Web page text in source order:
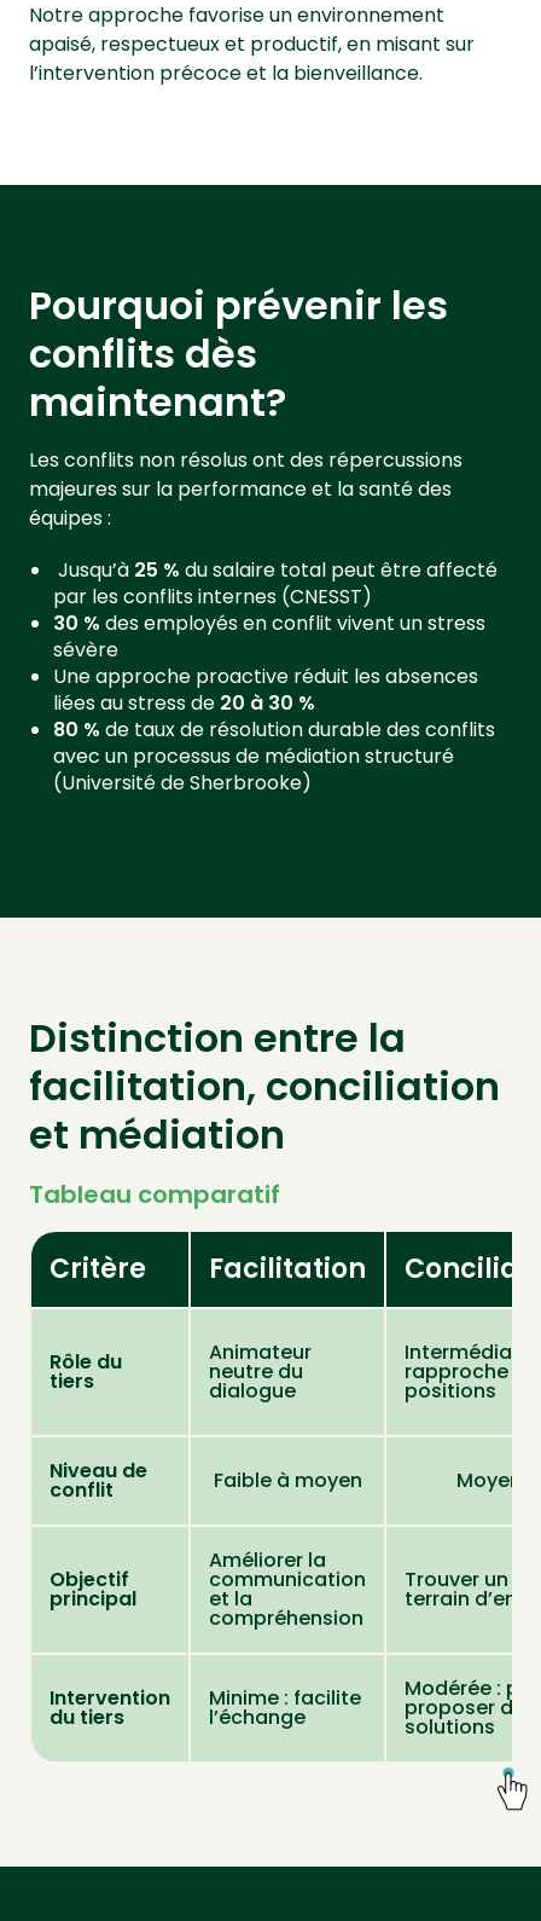
Notre approche favorise un environnement
apaisé, respectueux et productif, en misant sur
l’intervention précoce et la bienveillance.
Pourquoi prévenir les
conflits dès
maintenant?
Les conflits non résolus ont des répercussions
majeures sur la performance et la santé des
équipes :
Jusqu’à 25 % du salaire total peut être affecté
par les conflits internes (CNESST)
30 % des employés en conflit vivent un stress
sévère
Une approche proactive réduit les absences
liées au stress de 20 à 30 %
80 % de taux de résolution durable des conflits
avec un processus de médiation structuré
(Université de Sherbrooke)
Distinction entre la
facilitation, conciliation
et médiation
Tableau comparatif
Critère Facilitation
Rôle du
tiers
Animateur
neutre du
dialogue
Intermédiaire
rapproche les
positions
Niveau de
conflit Faible à moyen Moyen
Objectif
principal
Améliorer la
communication
et la
compréhension
Trouver un
terrain
Intervention
du tiers
Minime : facilite
l’échange
Modérée :
proposer des
solutions